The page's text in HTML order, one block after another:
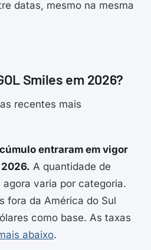
datas, mesmo na mesma
Smiles em 2026?
recentes mais
entraram em vigor
2026. A quantidade de
varia por categoria.
fora da América do Sul
como base. As taxas
abaixo.